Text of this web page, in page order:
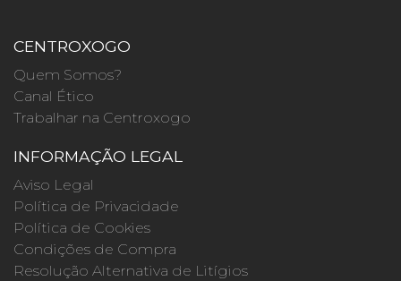
CENTROXOGO
Quem Somos?
Canal Ético
Trabalhar na Centroxogo
INFORMAÇÃO LEGAL
Aviso Legal
Política de Privacidade
Política de Cookies
Condições de Compra
Resolução Alternativa de Litígios